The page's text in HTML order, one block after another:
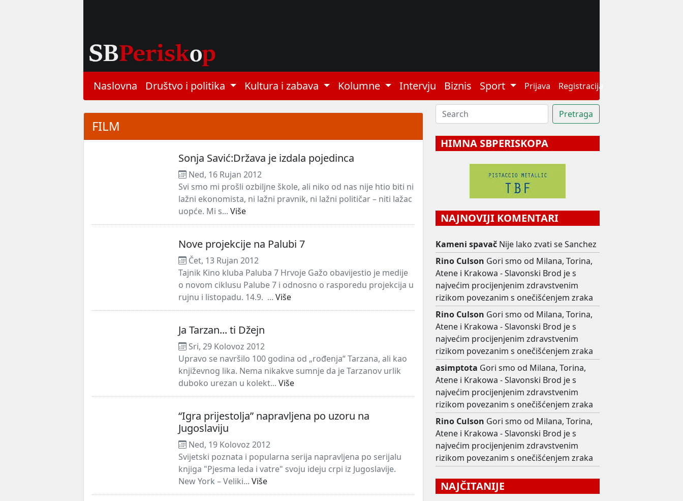
Naslovna Društvo i politika Kultura i zabava Kolumne Intervju Biznis Sport Prijava Registracija
FILM
Sonja Savić:Država je izdala pojedinca
Ned, 16 Rujan 2012
Svi smo mi prošli ozbiljne škole, ali niko od nas nije htio biti ni
lažni ekonomista, ni lažni pravnik, ni lažni političar – niti lažac
uopće. Mi s... Više
Nove projekcije na Palubi 7
Čet, 13 Rujan 2012
Tajnik Kino kluba Paluba 7 Hrvoje Gažo obavijestio je medije
o novom ciklusu Palube 7 i odnosno o rasporedu projekcija u
rujnu i listopadu. 14.9. ... Više
Ja Tarzan... ti Džejn
Sri, 29 Kolovoz 2012
Upravo se navršilo 100 godina od „rođenja“ Tarzana, ali kao
književnog lika. Nema nikakve sumnje da je Tarzanov urlik
duboko urezan u kolekt... Više
“Igra prijestolja” napravljena po uzoru na
Jugoslaviju
Ned, 19 Kolovoz 2012
Svijetski poznata i popularna serija napravljena po serijalu
knjiga "Pjesma leda i vatre" svoju ideju crpi iz Jugoslavije.
New York – Veliki... Više
HIMNA SBPERISKOPA
NAJNOVIJI KOMENTARI
Kameni spavač Nije lako zvati se Sanchez
Rino Culson Gori smo od Milana, Torina,
Atene i Krakowa - Slavonski Brod je s
najvećim procijenjenim zdravstvenim
rizikom povezanim s onečišćenjem zraka
Rino Culson Gori smo od Milana, Torina,
Atene i Krakowa - Slavonski Brod je s
najvećim procijenjenim zdravstvenim
rizikom povezanim s onečišćenjem zraka
asimptota Gori smo od Milana, Torina,
Atene i Krakowa - Slavonski Brod je s
najvećim procijenjenim zdravstvenim
rizikom povezanim s onečišćenjem zraka
Rino Culson Gori smo od Milana, Torina,
Atene i Krakowa - Slavonski Brod je s
najvećim procijenjenim zdravstvenim
rizikom povezanim s onečišćenjem zraka
NAJČITANIJE